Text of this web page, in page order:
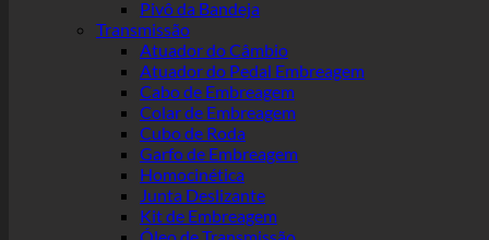
Pivô da Bandeja
Transmissão
Atuador do Câmbio
Atuador do Pedal Embreagem
Cabo de Embreagem
Colar de Embreagem
Cubo de Roda
Garfo de Embreagem
Homocinética
Junta Deslizante
Kit de Embreagem